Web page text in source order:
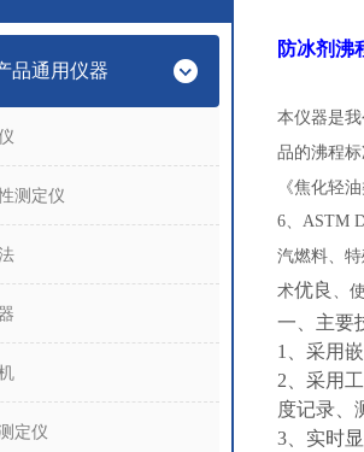
品通用仪器
测定仪
定仪
防冰剂沸
本仪器是
品的沸程
《焦化轻
6、ASTM
汽燃料、
术优良 、
一、主要
1、采用
2、采用
度记录、
3、实时